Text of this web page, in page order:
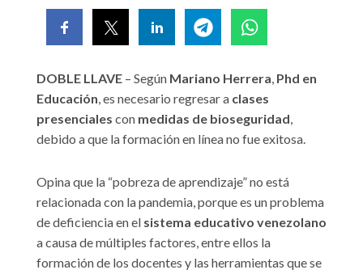
DOBLE LLAVE – Según Mariano Herrera, Phd en
Educación, es necesario regresar a clases
presenciales con medidas de bioseguridad,
debido a que la formación en línea no fue exitosa.
Opina que la “pobreza de aprendizaje” no está
relacionada con la pandemia, porque es un problema
de deficiencia en el sistema educativo venezolano
a causa de múltiples factores, entre ellos la
formación de los docentes y las herramientas que se